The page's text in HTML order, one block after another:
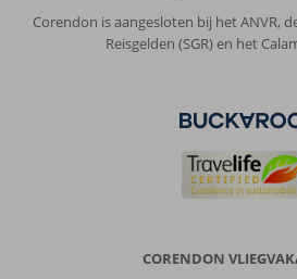
Corendon is aangesloten bij het ANVR,
Reisgelden (SGR) en het
CORENDON